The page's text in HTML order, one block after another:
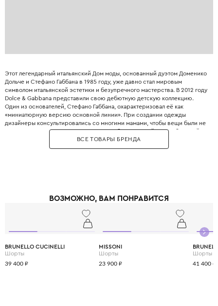
Этот легендарный итальянский Дом моды, основанный дуэтом Доменико
Дольче и Стефано Габбана в 1985 году, уже давно стал мировым
символом итальянской эстетики и безупречного мастерства. В 2012 году
Dolce & Gabbana представили свою дебютную детскую коллекцию.
Один из основателей, Стефано Габбана, охарактеризовал её как
«миниатюрную версию основной линии». При создании одежды
дизайнеры консультировались со многими мамами, чтобы вещи были не
только стильными, но и максимально удобными. Дизайнеры с большой
любовью и вниманием перенесли в детский гардероб все коды
взрослой моды: яркие цветочные принты, благородное кружево,
а главное - сделать его детство по-настоящему незабываемым и
ВСЕ ТОВАРЫ БРЕНДА
ВОЗМОЖНО, ВАМ ПОНРАВИТСЯ
BRUNELLO CUCINELLI
Шорты
39 400 ₽
MISSONI
Шорты
23 900 ₽
Шорты
41 400 ₽